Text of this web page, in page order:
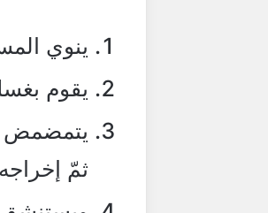
ينوي
يقوم
يتمضمض
ثمّ